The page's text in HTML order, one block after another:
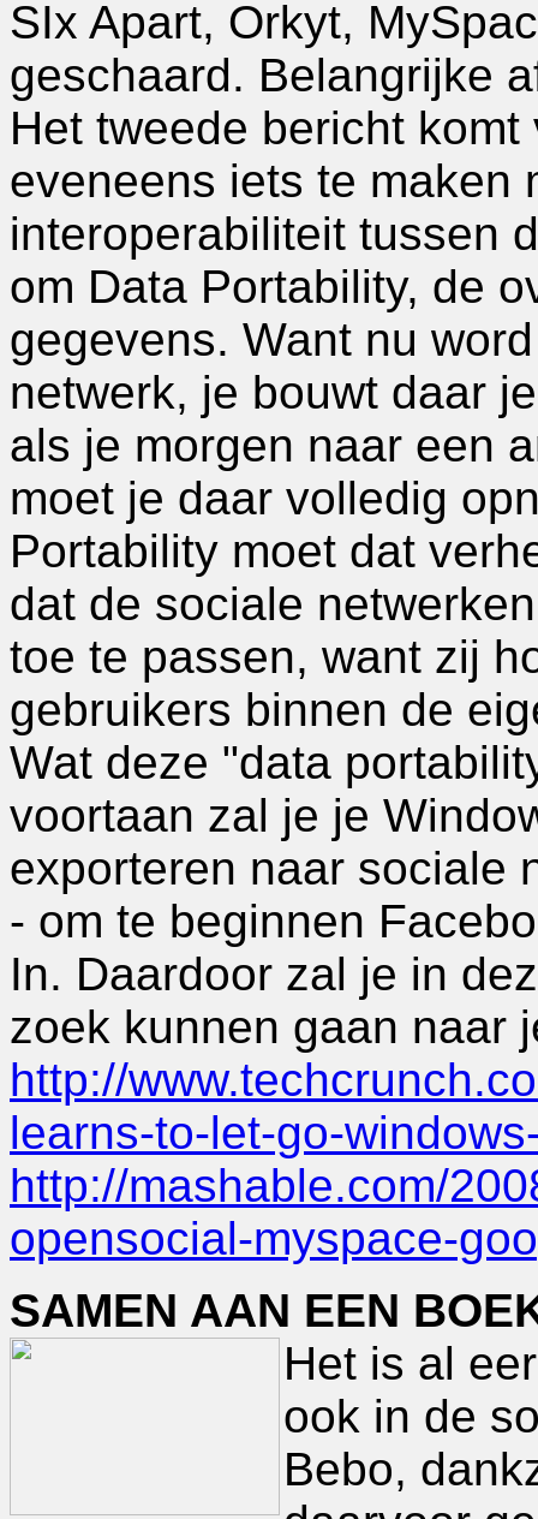
SIx Apart, Orkyt,
geschaard. Belangrijke
Het tweede bericht
eveneens iets te maken
interoperabiliteit tussen
om Data Portability, de
gegevens. Want nu
netwerk, je bouwt daar
als je morgen naar een
moet je daar volledig
Portability moet dat
dat de sociale
toe te passen, want zij
gebruikers binnen de
Wat deze "data
voortaan zal je je
exporteren naar sociale
- om te beginnen
In. Daardoor zal je in
zoek kunnen gaan naar
http://
learns-to-let-go-
http://mashable.com/
opensocial-myspace-
SAMEN AAN EEN
Het is al
ook in de
Bebo,